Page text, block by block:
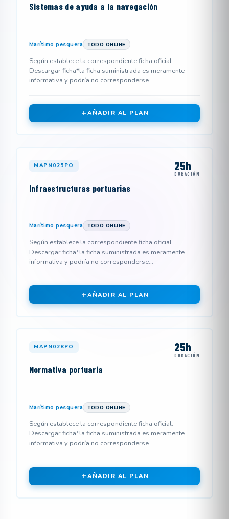
Sistemas de ayuda a la navegación
Marítimo pesquera TODO ONLINE
Según establece la correspondiente ficha oficial.
Descargar ficha*la ficha suministrada es meramente
informativa y podría no corresponderse...
AÑADIR AL PLAN
MAPN025PO 25h
DURACIÓN
Infraestructuras portuarias
Marítimo pesquera TODO ONLINE
Según establece la correspondiente ficha oficial.
Descargar ficha*la ficha suministrada es meramente
informativa y podría no corresponderse...
AÑADIR AL PLAN
MAPN028PO 25h
DURACIÓN
Normativa portuaria
Marítimo pesquera TODO ONLINE
Según establece la correspondiente ficha oficial.
Descargar ficha*la ficha suministrada es meramente
informativa y podría no corresponderse...
AÑADIR AL PLAN